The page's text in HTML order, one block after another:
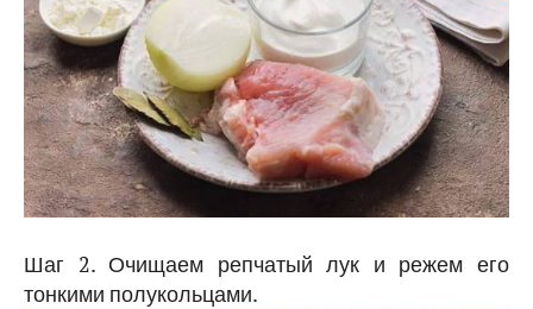
Шаг 2. Очищаем репчатый лук и режем его
тонкими полукольцами.